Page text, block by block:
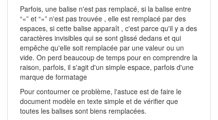
Parfois, une balise n'est pas remplacé, si la balise entre
“«” et “»” n'est pas trouvée , elle est remplacé par des
espaces, si cette balise apparaît , c'est parce qu'il y a des
caractères invisibles qui se sont glissé dedans et qui
empêche qu'elle soit remplacée par une valeur ou un
vide. On perd beaucoup de temps pour en comprendre la
raison, parfois, il s'agit d'un simple espace, parfois d'une
marque de formatage
Pour contourner ce problème, l'astuce est de faire le
document modèle en texte simple et de vérifier que
toutes les balises sont biens remplacées.